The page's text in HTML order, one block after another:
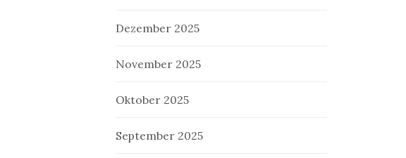
Dezember 2025
November 2025
Oktober 2025
September 2025